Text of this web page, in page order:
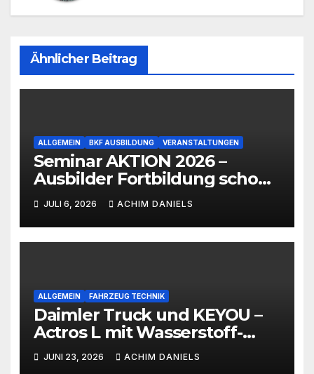
Ähnlicher Beitrag
ALLGEMEIN BKF AUSBILDUNG VERANSTALTUNGEN
Seminar AKTION 2026 –
Ausbilder Fortbildung schon
ab 399€!!!
JULI 6, 2026 ACHIM DANIELS
ALLGEMEIN FAHRZEUG TECHNIK
Daimler Truck und KEYOU –
Actros L mit Wasserstoff-
Verbrennermotor
JUNI 23, 2026 ACHIM DANIELS